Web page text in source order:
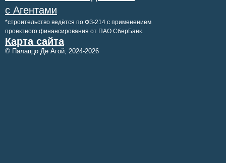
с Агентами
*строительство ведётся по ФЗ-214 с применением
проектного финансирования от ПАО СберБанк.
Карта сайта
© Палаццо Де Агой, 2024-2026